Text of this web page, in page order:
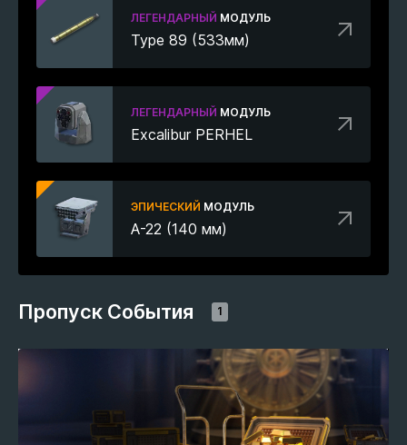
ЛЕГЕНДАРНЫЙ МОДУЛЬ
Type 89 (533мм)
ЛЕГЕНДАРНЫЙ МОДУЛЬ
Excalibur PERHEL
ЭПИЧЕСКИЙ МОДУЛЬ
А-22 (140 мм)
Пропуск События 1